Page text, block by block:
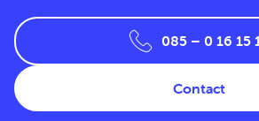
085 – 0 16 15
Contact